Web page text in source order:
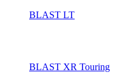
BLAST LT
BLAST XR Touring